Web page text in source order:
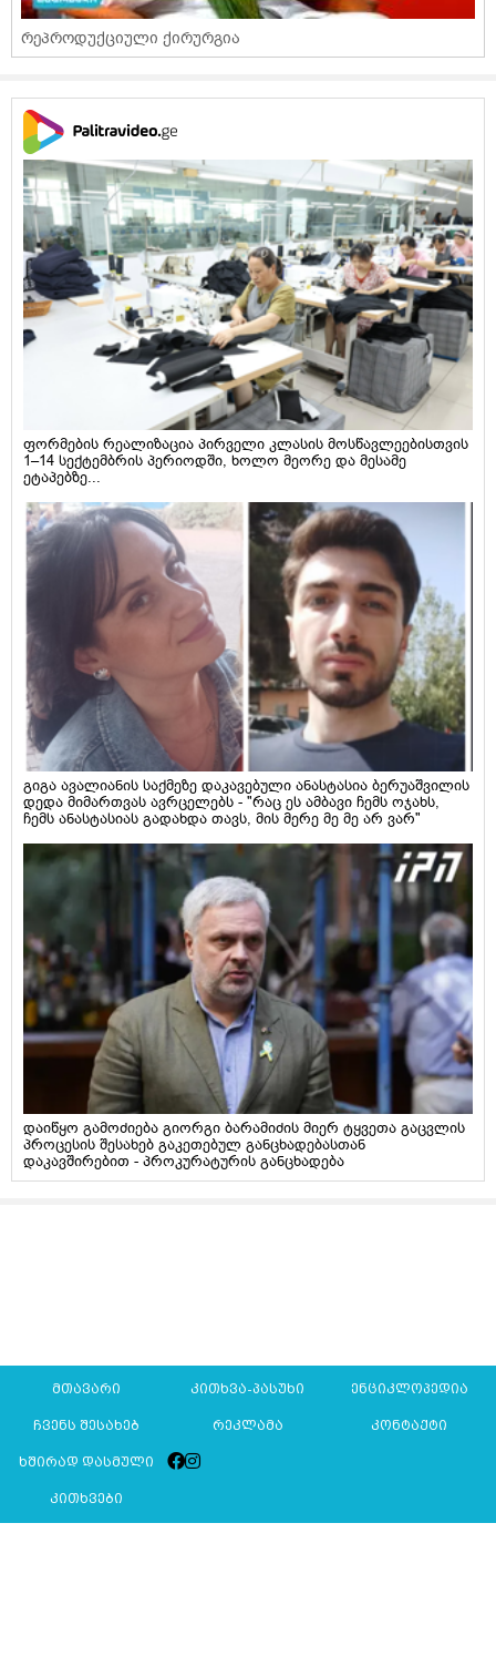
რეპროდუქციული ქირურგია
ფორმების რეალიზაცია პირველი კლასის მოსწავლეებისთვის
1–14 სექტემბრის პერიოდში, ხოლო მეორე და მესამე
ეტაპებზე...
გიგა ავალიანის საქმეზე დაკავებული ანასტასია ბერუაშვილის
დედა მიმართვას ავრცელებს - "რაც ეს ამბავი ჩემს ოჯახს,
ჩემს ანასტასიას გადახდა თავს, მის მერე მე მე არ ვარ"
დაიწყო გამოძიება გიორგი ბარამიძის მიერ ტყვეთა გაცვლის
პროცესის შესახებ გაკეთებულ განცხადებასთან
დაკავშირებით - პროკურატურის განცხადება
მთავარი კითხვა-პასუხი ენციკლოპედია
ჩვენს შესახებ რეკლამა კონტაქტი
ხშირად დასმული
კითხვები